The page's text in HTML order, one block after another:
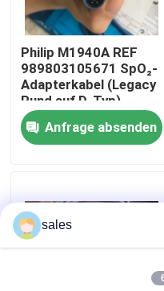
Werksbesichtigung
Qualitätskontrolle
Kontakt mit uns
Teile für
Philip M1940A REF
989803105671 SpO₂-
Adapterkabel (Legacy
Rund auf D-Typ)
Anfrage absenden
sales